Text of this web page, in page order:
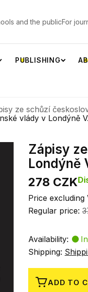
and the publicFor
PUBLISHING
ze schůzí
vlády v Londýně
Zápisy
Londýně
278 CZK
Price excluding
Regular price:
Availability:
Shipping:
ADD TO